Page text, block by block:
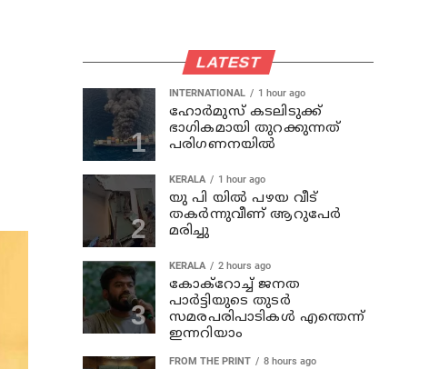
LATEST
INTERNATIONAL 1 hour ago
ഹോര്‍മുസ് കടലിടുക്ക്
ഭാഗികമായി തുറക്കുന്നത്
പരിഗണനയില്‍
KERALA 1 hour ago
യു പി യില്‍ പഴയ വീട്
തകര്‍ന്നുവീണ് ആറുപേര്‍
മരിച്ചു
KERALA 2 hours ago
കോക്റോച്ച് ജനത
പാര്‍ട്ടിയുടെ തുടര്‍
സമരപരിപാടികള്‍ എന്തെന്ന്
ഇന്നറിയാം
FROM THE PRINT 8 hours ago